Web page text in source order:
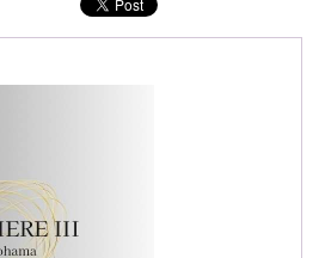
お気に入り
お問い合わせ